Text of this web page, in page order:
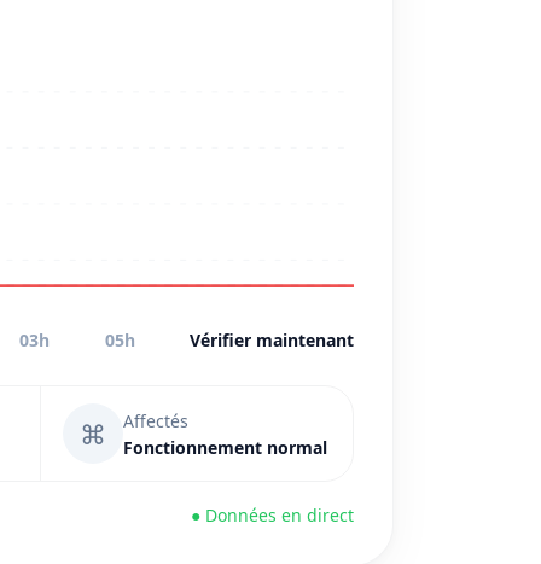
03h 05h Vérifier maintenant
⌘
Affectés
Fonctionnement normal
● Données en direct